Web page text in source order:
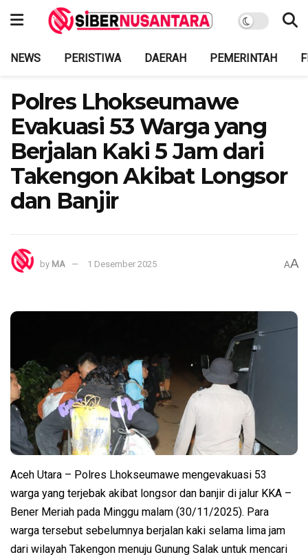
NEWS PERISTIWA DAERAH PEMERINTAH
Polres Lhokseumawe
Evakuasi 53 Warga yang
Berjalan Kaki 5 Jam dari
Takengon Akibat Longsor
dan Banjir
by MA 1 Desember 2025 AA
Aceh Utara – Polres Lhokseumawe mengevakuasi 53
warga yang terjebak akibat longsor dan banjir di jalur KKA –
Bener Meriah pada Minggu malam (30/11/2025). Para
warga tersebut sebelumnya berjalan kaki selama lima jam
dari wilayah Takengon menuju Gunung Salak untuk mencari